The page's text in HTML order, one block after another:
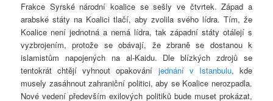
Frakce Syrské národní koalice se sešly ve čtvrtek. Západ a
arabské státy na Koalici tlačí, aby zvolila svého lídra. Tím, že
Koalice není jednotná a nemá lídra, tak západní státy otálejí s
vyzbrojením, protože se obávají, že zbraně se dostanou k
islamistům napojených na al-Kaidu. Dle blízkých zdrojů se
tentokrát chtějí vyhnout opakování jednání v Istanbulu, kde
musely zasáhnout zahraniční politici, aby se Koalice nerozpadla.
Nové vedení především exilových politiků bude muset prokázat,